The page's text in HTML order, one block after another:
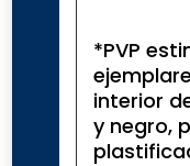
*PVP
interior
y negro,